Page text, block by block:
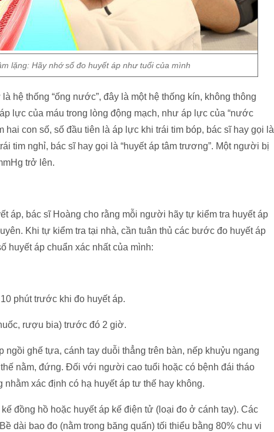
lặng: Hãy nhớ số đo huyết áp như tuổi của mình
hệ thống “ống nước”, đây là một hệ thống kín, không thông
lực của máu trong lòng động mạch, như áp lực của “nước
hai con số, số đầu tiên là áp lực khi trái tim bóp, bác sĩ hay gọi là
tim nghỉ, bác sĩ hay gọi là “huyết áp tâm trương”. Một người bị
trở lên.
áp, bác sĩ Hoàng cho rằng mỗi người hãy tự kiểm tra huyết áp
Khi tự kiểm tra tại nhà, cần tuân thủ các bước đo huyết áp
huyết áp chuẩn xác nhất của mình:
phút trước khi đo huyết áp.
rượu bia) trước đó 2 giờ.
ghế tựa, cánh tay duỗi thẳng trên bàn, nếp khuỷu ngang
nằm, đứng. Đối với người cao tuổi hoặc có bệnh đái tháo
xác định có hạ huyết áp tư thế hay không.
đồng hồ hoặc huyết áp kế điện tử (loại đo ở cánh tay). Các
dài bao đo (nằm trong băng quấn) tối thiểu bằng 80% chu vi